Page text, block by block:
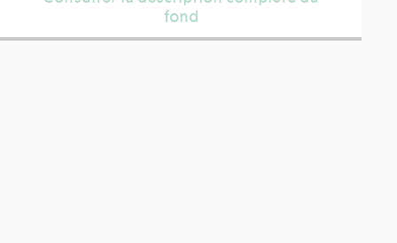
fond